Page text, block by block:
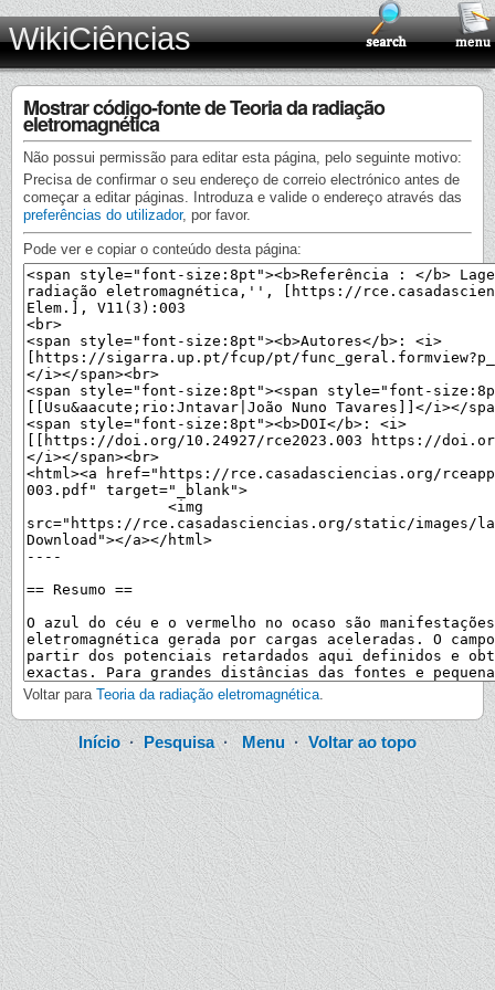
WikiCiências
Mostrar código-fonte de Teoria da radiação
eletromagnética
Não possui permissão para editar esta página, pelo seguinte motivo:
Precisa de confirmar o seu endereço de correio electrónico antes de
começar a editar páginas. Introduza e valide o endereço através das
preferências do utilizador, por favor.
Pode ver e copiar o conteúdo desta página:
Voltar para Teoria da radiação eletromagnética.
Início· Pesquisa·Menu · Voltar ao topo